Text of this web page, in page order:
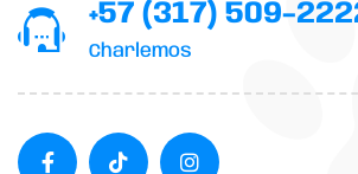
+57 (317) 509-
Charlemos